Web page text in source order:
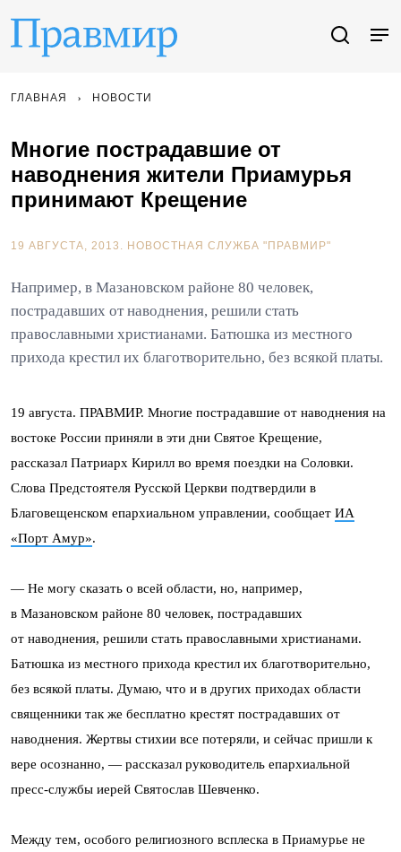
ГЛАВНАЯ НОВОСТИ
Многие пострадавшие от
наводнения жители Приамурья
принимают Крещение
19 АВГУСТА, 2013. НОВОСТНАЯ СЛУЖБА "ПРАВМИР"
Например, в Мазановском районе 80 человек,
пострадавших от наводнения, решили стать
православными христианами. Батюшка из местного
прихода крестил их благотворительно, без всякой платы.
19 августа. ПРАВМИР. Многие пострадавшие от наводнения на
востоке России приняли в эти дни Святое Крещение,
рассказал Патриарх Кирилл во время поездки на Соловки.
Слова Предстоятеля Русской Церкви подтвердили в
Благовещенском епархиальном управлении, сообщает ИА
«Порт Амур».
— Не могу сказать о всей области, но, например,
в Мазановском районе 80 человек, пострадавших
от наводнения, решили стать православными христианами.
Батюшка из местного прихода крестил их благотворительно,
без всякой платы. Думаю, что и в других приходах области
священники так же бесплатно крестят пострадавших от
наводнения. Жертвы стихии все потеряли, и сейчас пришли к
вере осознанно, — рассказал руководитель епархиальной
пресс-службы иерей Святослав Шевченко.
Между тем, особого религиозного всплеска в Приамурье не